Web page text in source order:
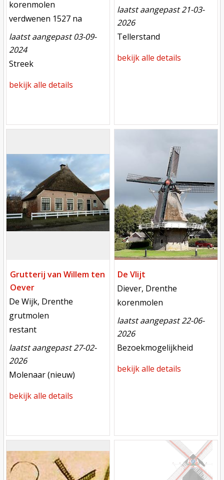
functie
korenmolen
verdwenen
verdwenen 1527 na
laatst aangepast 03-09-
2024
meest recente aanpassing
Streek
bekijk alle details
laatst aangepast 21-03-
2026
meest recente aanpassing
Tellerstand
bekijk alle details
Grutterij van Willem ten
Oever
locatie
De Wijk, Drenthe
functie
grutmolen
toestand
restant
laatst aangepast 27-02-
2026
meest recente aanpassing
Molenaar (nieuw)
bekijk alle details
De Vlijt
locatie
Diever, Drenthe
functie
korenmolen
laatst aangepast 22-06-
2026
meest recente aanpassing
Bezoekmogelijkheid
bekijk alle details